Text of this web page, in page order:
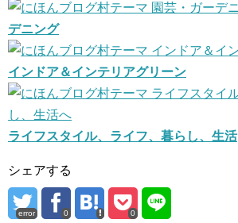
デニング
インドア＆インテリアグリーン
ライフスタイル、ライフ、暮らし、生活
シェアする
error 0 0